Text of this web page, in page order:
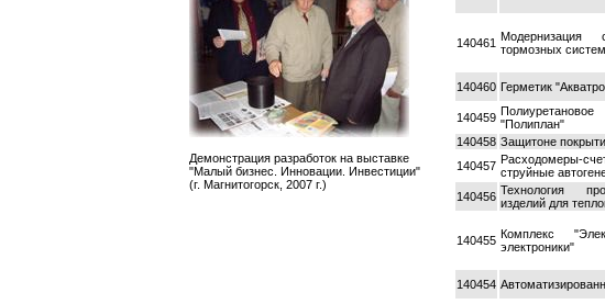
140461 Модернизация
тормозных
140460 Герметик
140459 "Полиплан"
140458 Защитоне
140457 Расходомеры-
струйные
140456 Технология
изделий для
140455 Комплекс
электроники"
140454
Демонстрация разработок на выставке
"Малый бизнес. Инновации. Инвестиции"
(г. Магнитогорск, 2007 г.)